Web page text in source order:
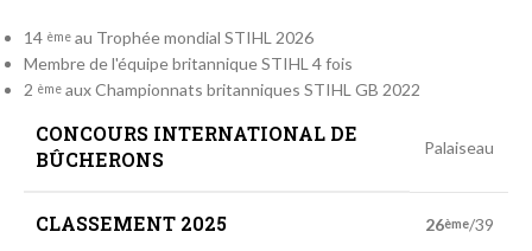
14 ème au Trophée mondial STIHL 2026
Membre de l'équipe britannique STIHL 4 fois
2 ème aux Championnats britanniques STIHL GB 2022
CONCOURS INTERNATIONAL DE
BÛCHERONS
Palaiseau
CLASSEMENT 2025 26ème/39